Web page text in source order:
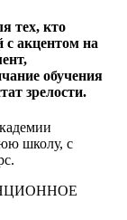
тех, кто
с акцентом на
обучения
зрелости.
школу, с